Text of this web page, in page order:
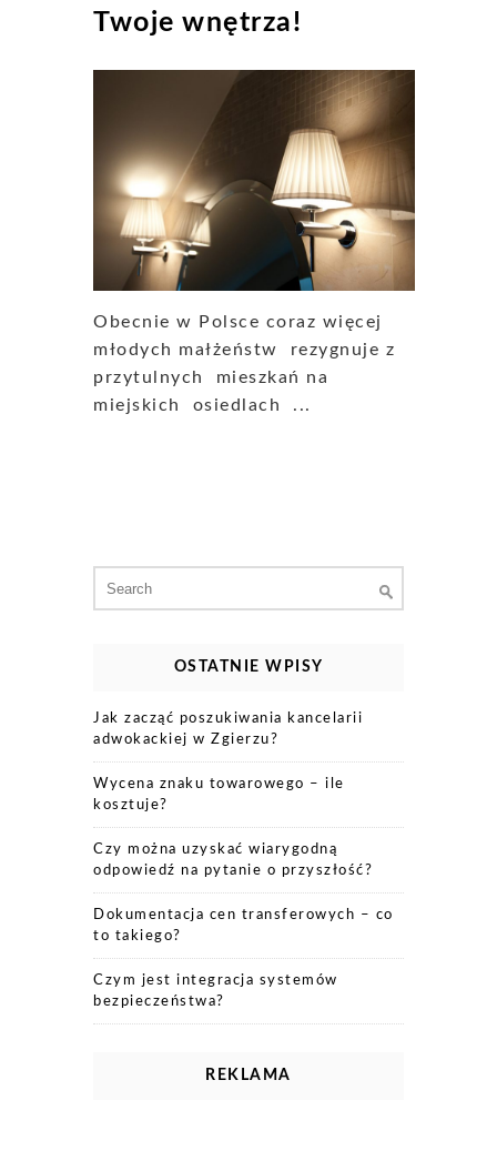
Twoje wnętrza!
Obecnie w Polsce coraz więcej
młodych małżeństw rezygnuje z
przytulnych mieszkań na
miejskich osiedlach ...
for:
OSTATNIE WPISY
Jak zacząć poszukiwania kancelarii
adwokackiej w Zgierzu?
Wycena znaku towarowego – ile
kosztuje?
Czy można uzyskać wiarygodną
odpowiedź na pytanie o przyszłość?
Dokumentacja cen transferowych – co
to takiego?
Czym jest integracja systemów
bezpieczeństwa?
REKLAMA